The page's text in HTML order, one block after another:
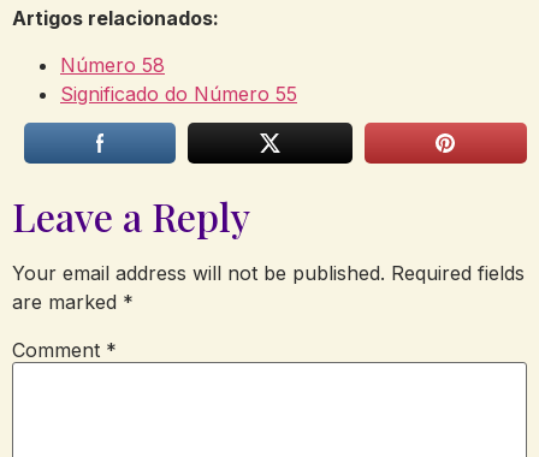
Artigos relacionados:
Número 58
Significado do Número 55
Leave a Reply
Your email address will not be published. Required fields
are marked *
Comment *